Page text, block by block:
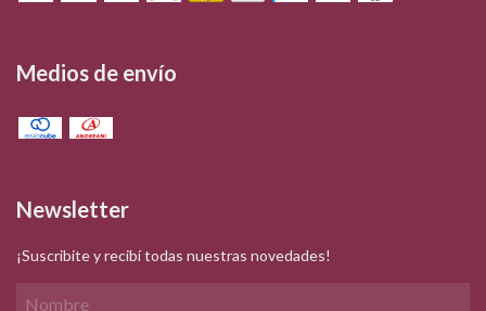
Medios de envío
Newsletter
¡Suscribite y recibí todas nuestras novedades!